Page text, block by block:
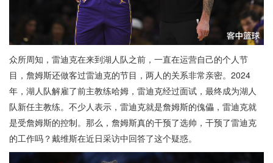
众所周知，雷迪克在来到湖人队之前，一直在运营自己的个人节
目，詹姆斯还做客过雷迪克的节目，两人的关系非常亲密。2024
年，湖人队解雇了前主教练哈姆，雷迪克经过面试，最终成为湖人
队新任主教练。不少人表示，雷迪克就是詹姆斯的傀儡，雷迪克就
是受詹姆斯的控制。那么，詹姆斯真的干预了选帅，干预了雷迪克
的工作吗？戴维斯在近日采访中回答了这个疑惑。